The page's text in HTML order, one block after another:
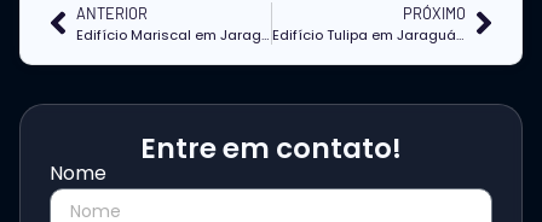
ANTERIOR
Edifício Mariscal em Jaraguá do Sul
PRÓXIMO
Edifício Tulipa em Jaraguá do Sul
Entre em contato!
Nome